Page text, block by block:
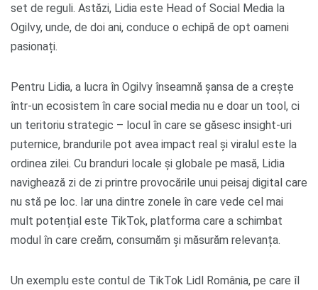
set de reguli. Astăzi, Lidia este Head of Social Media la
Ogilvy, unde, de doi ani, conduce o echipă de opt oameni
pasionați.
Pentru Lidia, a lucra în Ogilvy înseamnă șansa de a crește
într-un ecosistem în care social media nu e doar un tool, ci
un teritoriu strategic – locul în care se găsesc insight-uri
puternice, brandurile pot avea impact real și viralul este la
ordinea zilei. Cu branduri locale și globale pe masă, Lidia
navighează zi de zi printre provocările unui peisaj digital care
nu stă pe loc. Iar una dintre zonele în care vede cel mai
mult potențial este TikTok, platforma care a schimbat
modul în care creăm, consumăm și măsurăm relevanța.
Un exemplu este contul de TikTok Lidl România, pe care îl